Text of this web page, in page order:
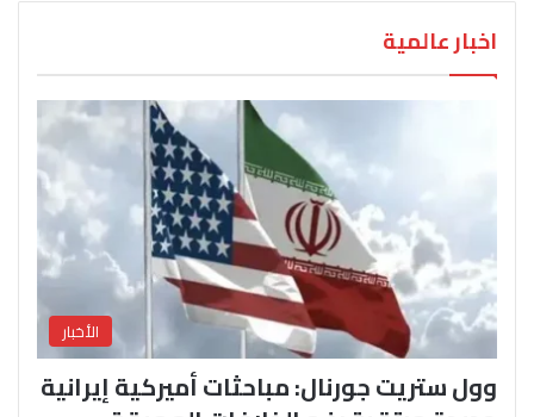
اخبار عالمية
الأخبار
وول ستريت جورنال: مباحثات أميركية إيرانية